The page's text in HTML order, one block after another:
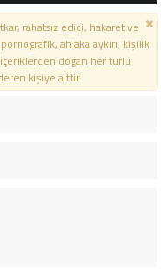
rahatsız edici, hakaret ve
ahlaka aykırı, kişilik
doğan her türlü
kişiye aittir.